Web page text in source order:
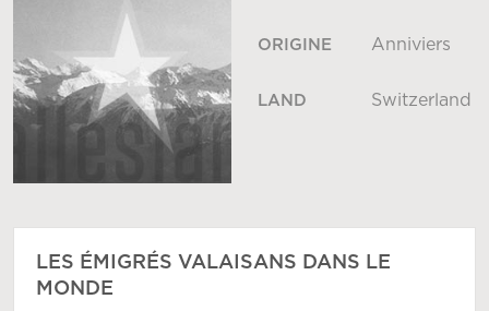
ORIGINE Anniviers
LAND Switzerland
LES ÉMIGRÉS VALAISANS DANS LE
MONDE